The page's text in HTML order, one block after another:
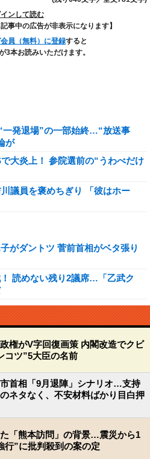
インして読む
事中の広告が非表示になります】
員（無料）に登録すると
3本お読みいただけます。
一発退場”の一部始終…“放送事
が
大炎上！ 参院選前の“うわべだけ
議員を褒めちぎり 「彼はホー
がダントツ 菅前首相がベタ張り
！ 読めない残り2議席…「乙武ク
権がV字回復画策 内閣改造でクビ
コツ”5大臣の名前
首相「9月退陣」シナリオ…支持
ネタなく、不安材料ばかり目白押
「熊本訪問」の背景…震災から1
行”に批判殺到の案の定